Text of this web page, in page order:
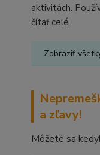
aktivitách.
čítať celé
Zobraziť
a zľavy!
Môžete sa